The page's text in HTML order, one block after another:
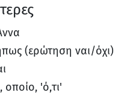
(ερώτηση ναι/όχι)
οποίο, 'ό,τι'